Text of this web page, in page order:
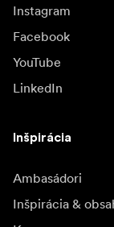
Instagram
Facebook
YouTube
LinkedIn
Inšpirácia
Ambasádori
Inšpirácia &